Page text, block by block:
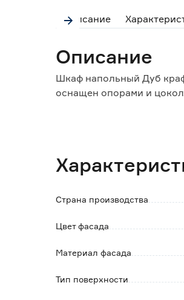
Описание
Описание
Шкаф напольный Дуб
оснащен опорами и
- шкафчик
Изделие поставляется в
Страна производства
Цвет фасада
Материал фасада
Тип поверхности